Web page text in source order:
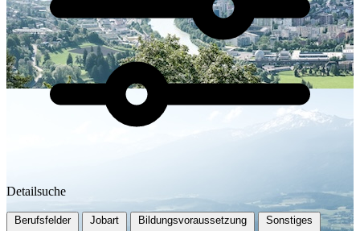
Detailsuche
Berufsfelder Jobart Bildungsvoraussetzung Sonstiges